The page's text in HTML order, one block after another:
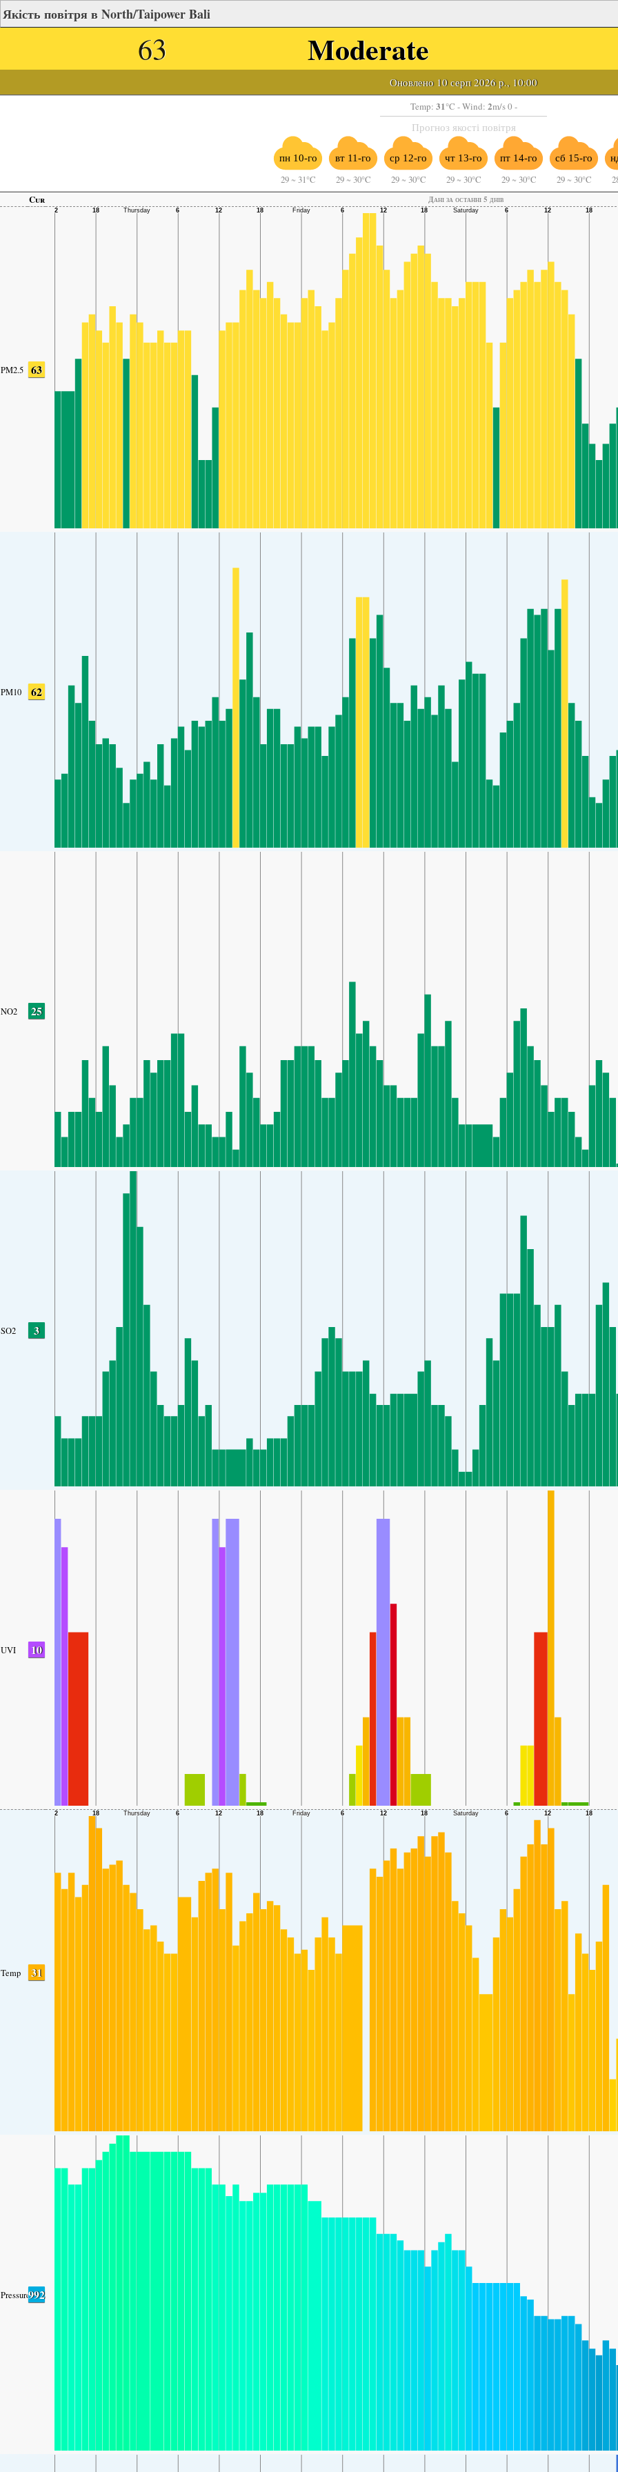
Якість повітря в North/Taipower Bali
63 Moderate
Оновлено 10 серп 2026 р., 10:00
Temp: 31°C - Wind: 2m/s 0 -
Прогноз якості повітря
пн 10-го
29 ~ 31°C
вт 11-го
29 ~ 30°C
ср 12-го
29 ~ 30°C
чт 13-го
29 ~ 30°C
пт 14-го
29 ~ 30°C
сб 15-го
29 ~ 30°C
Cur
Дані за останні 5 днів
PM2.5 63
PM10 62
NO2 25
SO2 3
UVI 10
Temp 31
Pressure992